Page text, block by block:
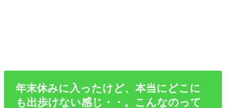
年末休みに入ったけど、本当にどこに
も出歩けない感じ・・。こんなのって